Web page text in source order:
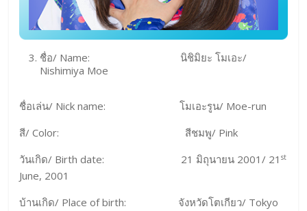
ชื่อ/ Name: นิชิมิยะ โมเอะ/
Nishimiya Moe
ชื่อเล่น/ Nick name: โมเอะรูน/ Moe-run
สี/ Color: สีชมพู/ Pink
วันเกิด/ Birth date: 21 มิถุนายน 2001/ 21st
June, 2001
บ้านเกิด/ Place of birth: จังหวัดโตเกียว/ Tokyo